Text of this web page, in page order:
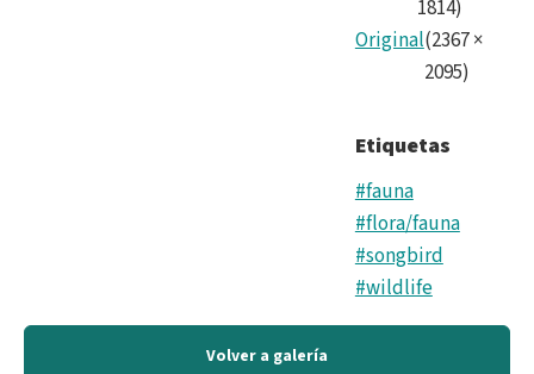
1814)
Original(2367×
2095)
Etiquetas
#fauna
#flora/fauna
#songbird
#wildlife
Volver a galería